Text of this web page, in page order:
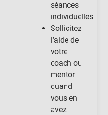
séances
individuelles
Sollicitez
l’aide de
votre
coach ou
mentor
quand
vous en
avez